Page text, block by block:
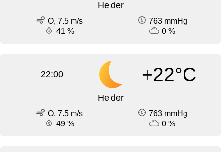
Helder
O, 7.5 m/s
763 mmHg
41 %
0 %
22:00 +22°C
Helder
O, 7.5 m/s
763 mmHg
49 %
0 %